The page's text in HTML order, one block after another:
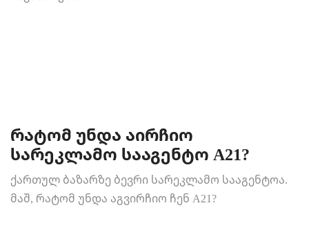
რატომ უნდა აირჩიო
სარეკლამო სააგენტო A21?
ქართულ ბაზარზე ბევრი სარეკლამო სააგენტოა.
მაშ, რატომ უნდა აგვირჩიო ჩენ A21?